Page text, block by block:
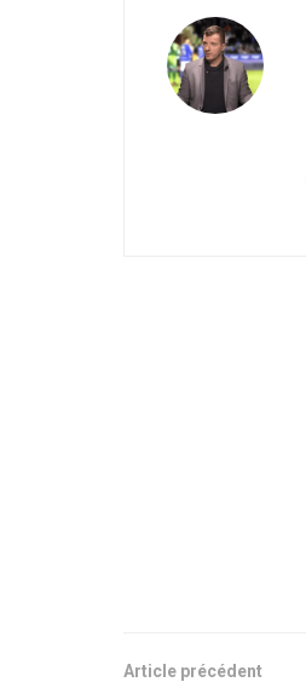
Article précédent